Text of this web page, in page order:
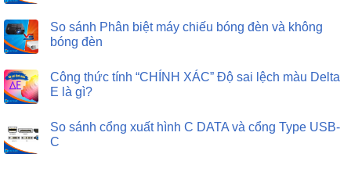
So sánh Phân biệt máy chiếu bóng đèn và không
bóng đèn
Công thức tính “CHÍNH XÁC” Độ sai lệch màu Delta
E là gì?
So sánh cổng xuất hình C DATA và cổng Type USB-
C